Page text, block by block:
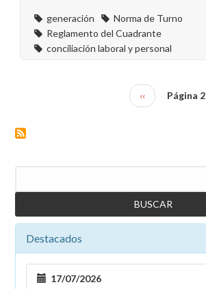
generación
Norma de Turno
Reglamento del Cuadrante
conciliación laboral y personal
Página
anterior
‹‹ Página 2
Destacados
17/07/2026